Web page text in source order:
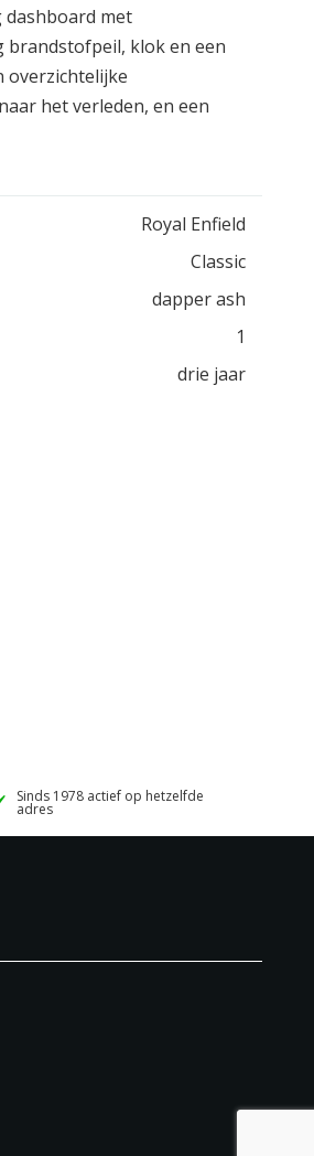
dashboard met
klok en een
overzichtelijke
het verleden, en een
Royal Enfield
Classic
dapper ash
1
drie jaar
Sinds 1978 actief op hetzelfde
adres